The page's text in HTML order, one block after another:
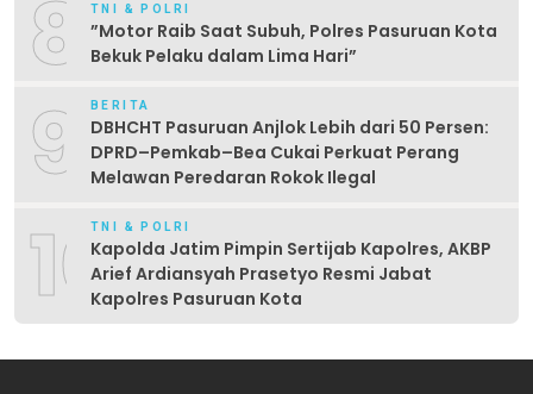
8 TNI & POLRI
‎”Motor Raib Saat Subuh, Polres Pasuruan Kota
Bekuk Pelaku dalam Lima Hari” ‎
9 BERITA
DBHCHT Pasuruan Anjlok Lebih dari 50 Persen:
DPRD–Pemkab–Bea Cukai Perkuat Perang
Melawan Peredaran Rokok Ilegal
10TNI & POLRI
Kapolda Jatim Pimpin Sertijab Kapolres, AKBP
Arief Ardiansyah Prasetyo Resmi Jabat
Kapolres Pasuruan Kota